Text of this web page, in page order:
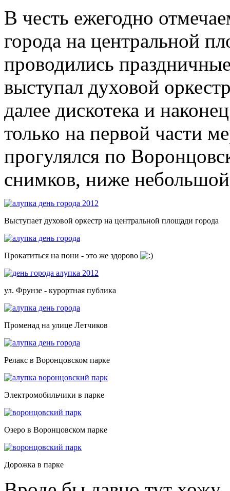
В честь ежегодно
города на центральной
проводились
выступал духовой
далее дискотека и
только на первой части
прогулялся по
снимков, ниже
Выступает духовой оркестр на центральной площади города
Прокатиться на пони - это же здорово
ул. Фрунзе - курортная публика
Променад на улице Летчиков
Релакс в Воронцовском парке
Электромобильчики в парке
Озеро в Воронцовском парке
Дорожка в парке